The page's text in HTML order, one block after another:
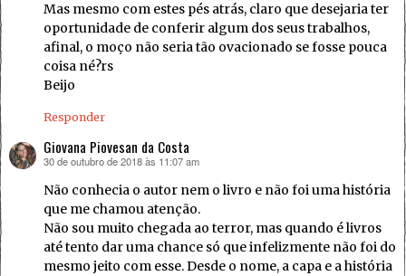
Mas mesmo com estes pés atrás, claro que desejaria ter
oportunidade de conferir algum dos seus trabalhos,
afinal, o moço não seria tão ovacionado se fosse pouca
coisa né?rs
Beijo
Responder
Giovana Piovesan da Costa
disse:
30 de outubro de 2018 às 11:07 am
Não conhecia o autor nem o livro e não foi uma história
que me chamou atenção.
Não sou muito chegada ao terror, mas quando é livros
até tento dar uma chance só que infelizmente não foi do
mesmo jeito com esse. Desde o nome, a capa e a história